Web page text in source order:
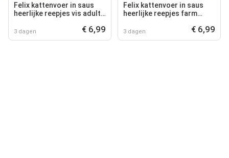
Felix kattenvoer in saus
heerlijke reepjes vis adult
3 dagen € 6,99
Felix kattenvoer in saus
heerlijke reepjes farm
stuks
3 dagen € 6,99